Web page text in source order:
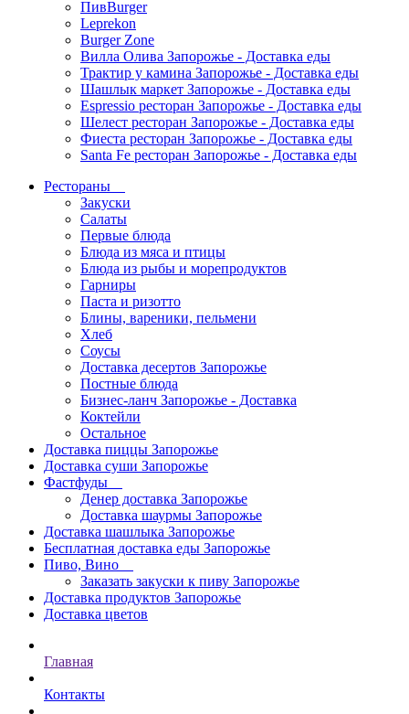
ПивBurger
Leprekon
Burger Zone
Вилла Олива Запорожье - Доставка еды
Трактир у камина Запорожье - Доставка еды
Шашлык маркет Запорожье - Доставка еды
Espressio ресторан Запорожье - Доставка еды
Шелест ресторан Запорожье - Доставка еды
Фиеста ресторан Запорожье - Доставка еды
Santa Fe ресторан Запорожье - Доставка еды
Рестораны
Закуски
Салаты
Первые блюда
Блюда из мяса и птицы
Блюда из рыбы и морепродуктов
Гарниры
Паста и ризотто
Блины, вареники, пельмени
Хлеб
Соусы
Доставка десертов Запорожье
Постные блюда
Бизнес-ланч Запорожье - Доставка
Коктейли
Остальное
Доставка пиццы Запорожье
Доставка суши Запорожье
Фастфуды
Денер доставка Запорожье
Доставка шаурмы Запорожье
Доставка шашлыка Запорожье
Бесплатная доставка еды Запорожье
Пиво, Вино
Заказать закуски к пиву Запорожье
Доставка продуктов Запорожье
Доставка цветов
Главная
Контакты